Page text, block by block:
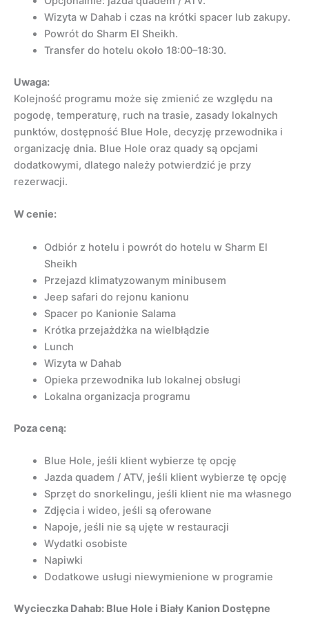
Wizyta w Dahab i czas na krótki spacer lub zakupy.
Powrót do Sharm El Sheikh.
Transfer do hotelu około 18:00–18:30.
Uwaga:
Kolejność programu może się zmienić ze względu na
pogodę, temperaturę, ruch na trasie, zasady lokalnych
punktów, dostępność Blue Hole, decyzję przewodnika i
organizację dnia. Blue Hole oraz quady są opcjami
dodatkowymi, dlatego należy potwierdzić je przy
rezerwacji.
W cenie:
Odbiór z hotelu i powrót do hotelu w Sharm El
Sheikh
Przejazd klimatyzowanym minibusem
Jeep safari do rejonu kanionu
Spacer po Kanionie Salama
Krótka przejażdżka na wielbłądzie
Lunch
Wizyta w Dahab
Opieka przewodnika lub lokalnej obsługi
Lokalna organizacja programu
Poza ceną:
Blue Hole, jeśli klient wybierze tę opcję
Jazda quadem / ATV, jeśli klient wybierze tę opcję
Sprzęt do snorkelingu, jeśli klient nie ma własnego
Zdjęcia i wideo, jeśli są oferowane
Napoje, jeśli nie są ujęte w restauracji
Wydatki osobiste
Napiwki
Dodatkowe usługi niewymienione w programie
Wycieczka Dahab: Blue Hole i Biały Kanion Dostępne